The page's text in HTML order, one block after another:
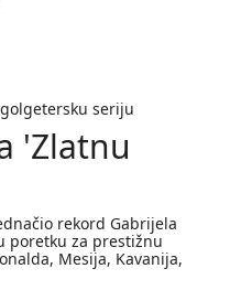
seriju
'Zlatnu
rekord Gabrijela
poretku za prestižnu
Mesija, Kavanija,